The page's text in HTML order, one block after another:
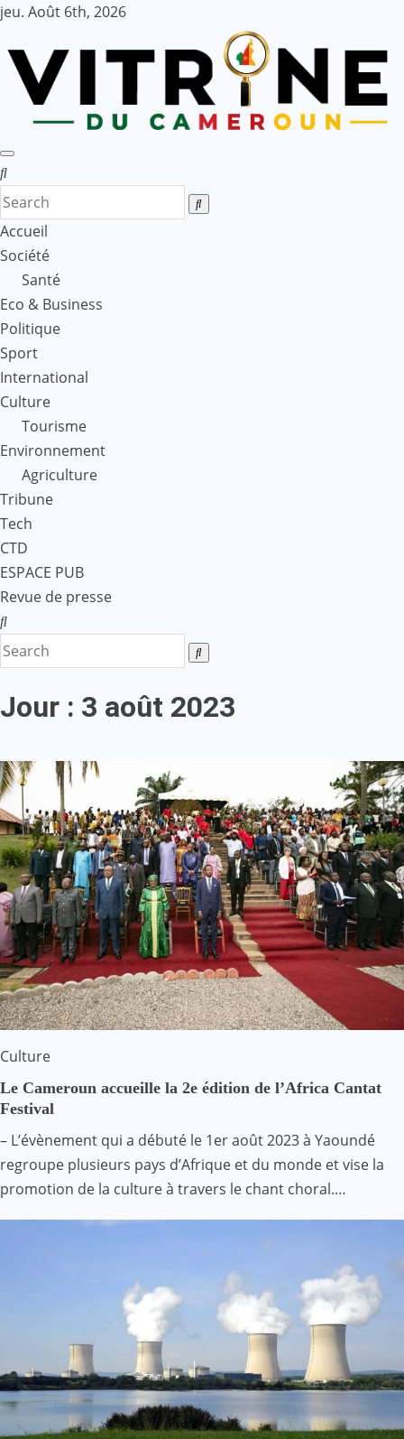
Skip
content
jeu. Août 6th, 2026
Accueil
Société
Santé
Eco & Business
Politique
Sport
International
Culture
Tourisme
Environnement
Agriculture
Tribune
Tech
CTD
ESPACE PUB
Revue de presse
Jour : 3 août 2023
Culture
Le Cameroun accueille la 2e édition de l’Africa Cantat
Festival
– L’évènement qui a débuté le 1er août 2023 à Yaoundé
regroupe plusieurs pays d’Afrique et du monde et vise la
promotion de la culture à travers le chant choral.…